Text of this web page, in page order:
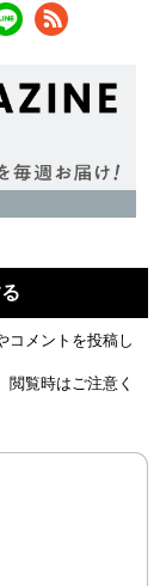
コメントを投稿し
閲覧時はご注意く